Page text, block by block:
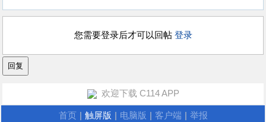
您需要登录后才可以回帖 登录
欢迎下载 C114 APP
首页 触屏版 电脑版 客户端 举报